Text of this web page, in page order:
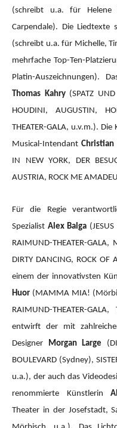
(schreibt u.a. für Helene
Carpendale). Die
(schreibt u.a. für Michelle,
mehrfache Top-Ten-
Platin-Auszeichnungen).
Thomas Kahry(SPATZ
HOUDINI, AUGUSTIN,
THEATER-GALA, u.v.m.). Die
Musical-IntendantChristian
IN NEW YORK, DER
AUSTRIA, ROCK ME
Für die Regie
Spezialist Alex Balga
RAIMUND-THEATER-
DIRTY DANCING, ROCK OF
einem der innovativsten
Huor (MAMMA MIA!
RAIMUND-THEATER-
entwirft der mit
Designer Morgan Large
BOULEVARD (Sydney),
u.a.), der auch das
renommierte Künstlerin
Theater in der Josefstadt,